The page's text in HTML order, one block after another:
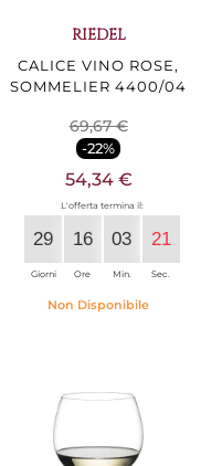
RIEDEL
CALICE VINO ROSE,
SOMMELIER 4400/04
69,67 €
-22%
54,34 €
L'offerta termina il:
29
Giorni
16
Ore
03
Min.
20
Sec.
Non Disponibile